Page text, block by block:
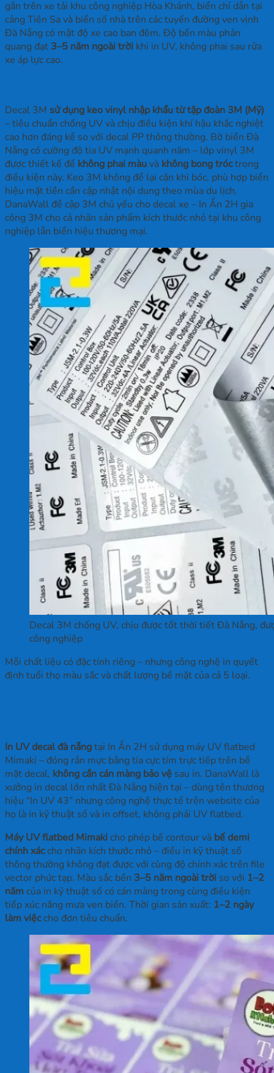
gắn trên xe tải khu công nghiệp Hòa Khánh, biển chỉ dẫn tại
cảng Tiên Sa và biển số nhà trên các tuyến đường ven vịnh
Đà Nẵng có mật độ xe cao ban đêm. Độ bền màu phản
quang đạt 3–5 năm ngoài trời khi in UV, không phai sau rửa
xe áp lực cao.
Decal 3M sử dụng keo vinyl nhập khẩu từ tập đoàn 3M (Mỹ)
– tiêu chuẩn chống UV và chịu điều kiện khí hậu khắc nghiệt
cao hơn đáng kể so với decal PP thông thường. Bờ biển Đà
Nẵng có cường độ tia UV mạnh quanh năm – lớp vinyl 3M
được thiết kế để không phai màuvà không bong tróctrong
điều kiện này. Keo 3M không để lại cặn khi bóc, phù hợp biển
hiệu mặt tiền cần cập nhật nội dung theo mùa du lịch.
DanaWall đề cập 3M chủ yếu cho decal xe – In Ấn 2H gia
công 3M cho cả nhãn sản phẩm kích thước nhỏ tại khu công
nghiệp lẫn biển hiệu thương mại.
Decal 3M chống UV, chịu được tốt thời tiết Đà Nẵng,
công nghiệp
Mỗi chất liệu có đặc tính riêng – nhưng công nghệ in quyết
định tuổi thọ màu sắc và chất lượng bề mặt của cả 5 loại.
In UV decal đà nẵngtại In Ấn 2H sử dụng máy UV flatbed
Mimaki – đóng rắn mực bằng tia cực tím trực tiếp trên bề
mặt decal, không cần cán màng bảo vệ sau in. DanaWall là
xưởng in decal lớn nhất Đà Nẵng hiện tại – dùng tên thương
hiệu “In UV 43” nhưng công nghệ thực tế trên website của
họ là in kỹ thuật số và in offset, không phải UV flatbed.
Máy UV flatbed Mimakicho phép bế contour và bế demi
chính xáccho nhãn kích thước nhỏ – điều in kỹ thuật số
thông thường không đạt được với cùng độ chính xác trên file
vector phức tạp. Màu sắc bền 3–5 năm ngoài trời so với 1–2
năm của in kỹ thuật số có cán màng trong cùng điều kiện
tiếp xúc nắng mưa ven biển. Thời gian sản xuất: 1–2 ngày
làm việccho đơn tiêu chuẩn.